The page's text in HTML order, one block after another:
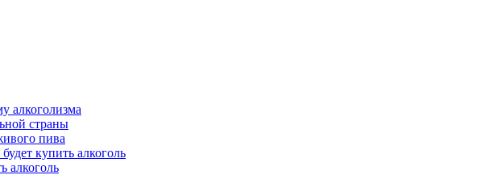
алкоголизма
страны
пива
купить алкоголь
алкоголь